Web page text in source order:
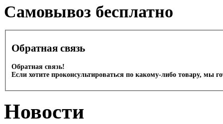
Cамовывоз бесплатно
Обратная связь
Обратная связь!
Если хотите проконсультироваться по какому-либо товару, мы
Новости